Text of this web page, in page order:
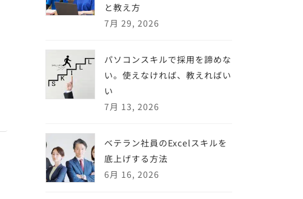
と教え方
7月 29, 2026
パソコンスキルで採用を諦めな
い。使えなければ、教えればい
い
7月 13, 2026
ベテラン社員のExcelスキルを
底上げする方法
6月 16, 2026